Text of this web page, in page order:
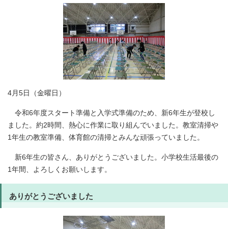
4月5日（金曜日）
令和6年度スタート準備と入学式準備のため、新6年生が登校し
ました。約2時間、熱心に作業に取り組んでいました。教室清掃や
1年生の教室準備、体育館の清掃とみんな頑張っていました。
新6年生の皆さん、ありがとうございました。小学校生活最後の
1年間、よろしくお願いします。
ありがとうございました